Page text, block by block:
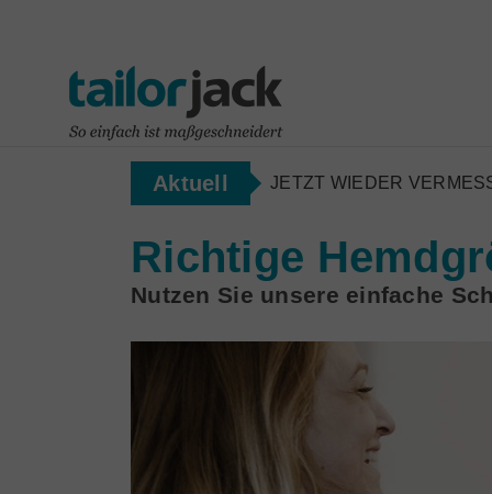
Aktuell JETZT WIEDER
Richtige
Nutzen Sie unsere einfache